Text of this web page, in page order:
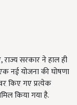
राज्य सरकार ने हाल ही
नई योजना की घोषणा
किए गए प्रत्येक
किया गया है.